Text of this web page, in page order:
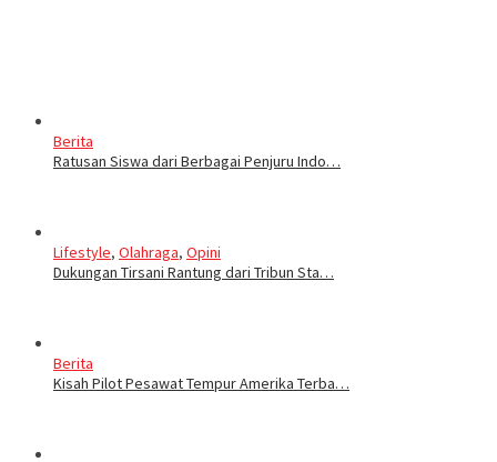
Berita
Ratusan Siswa dari Berbagai Penjuru Indo…
Lifestyle, Olahraga, Opini
Dukungan Tirsani Rantung dari Tribun Sta…
Berita
Kisah Pilot Pesawat Tempur Amerika Terba…